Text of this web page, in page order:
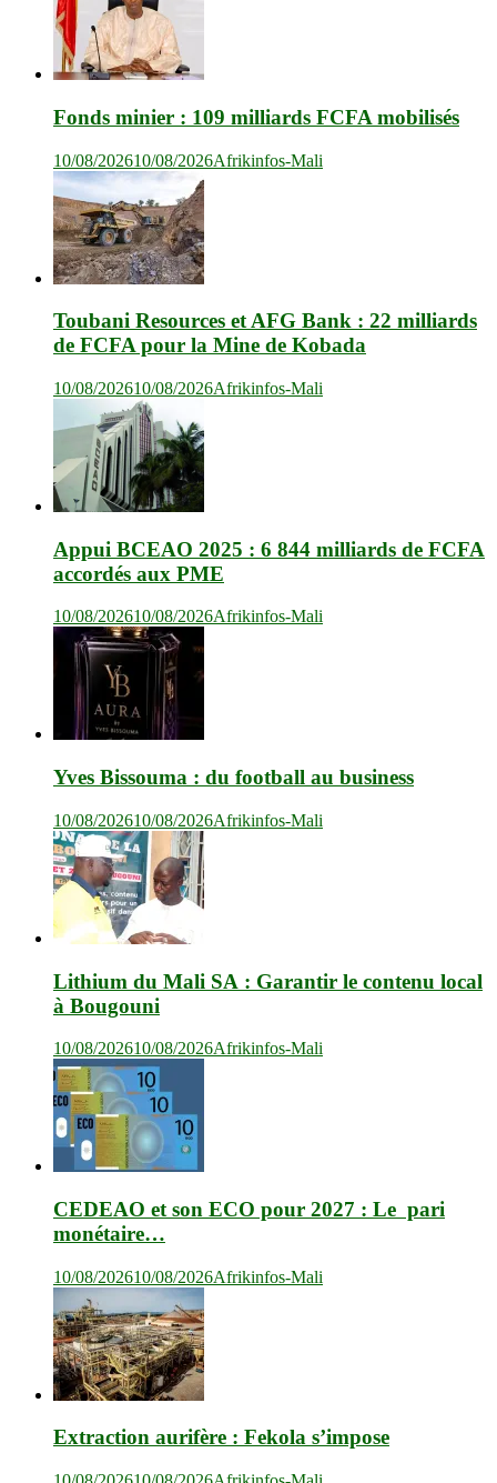
Fonds minier : 109 milliards FCFA mobilisés
10/08/202610/08/2026Afrikinfos-Mali
Toubani Resources et AFG Bank : 22 milliards
de FCFA pour la Mine de Kobada
10/08/202610/08/2026Afrikinfos-Mali
Appui BCEAO 2025 : 6 844 milliards de FCFA
accordés aux PME
10/08/202610/08/2026Afrikinfos-Mali
Yves Bissouma : du football au business
10/08/202610/08/2026Afrikinfos-Mali
Lithium du Mali SA : Garantir le contenu local
à Bougouni
10/08/202610/08/2026Afrikinfos-Mali
CEDEAO et son ECO pour 2027 : Le pari
monétaire…
10/08/202610/08/2026Afrikinfos-Mali
Extraction aurifère : Fekola s’impose